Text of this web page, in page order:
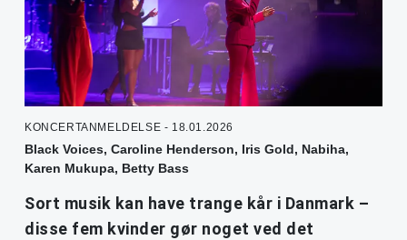
KONCERTANMELDELSE - 18.01.2026
Black Voices, Caroline Henderson, Iris Gold, Nabiha,
Karen Mukupa, Betty Bass
Sort musik kan have trange kår i Danmark –
disse fem kvinder gør noget ved det